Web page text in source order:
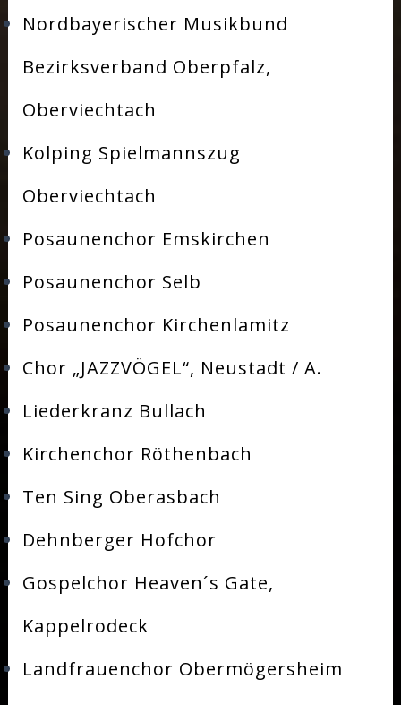
Nordbayerischer Musikbund
Bezirksverband Oberpfalz,
Oberviechtach
Kolping Spielmannszug
Oberviechtach
Posaunenchor Emskirchen
Posaunenchor Selb
Posaunenchor Kirchenlamitz
Chor „JAZZVÖGEL“, Neustadt / A.
Liederkranz Bullach
Kirchenchor Röthenbach
Ten Sing Oberasbach
Dehnberger Hofchor
Gospelchor Heaven´s Gate,
Kappelrodeck
Landfrauenchor Obermögersheim